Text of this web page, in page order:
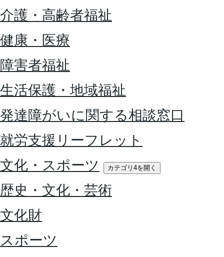
介護・高齢者福祉
健康・医療
障害者福祉
生活保護・地域福祉
発達障がいに関する相談窓口
就労支援リーフレット
文化・スポーツ
カテゴリ4を開く
歴史・文化・芸術
文化財
スポーツ